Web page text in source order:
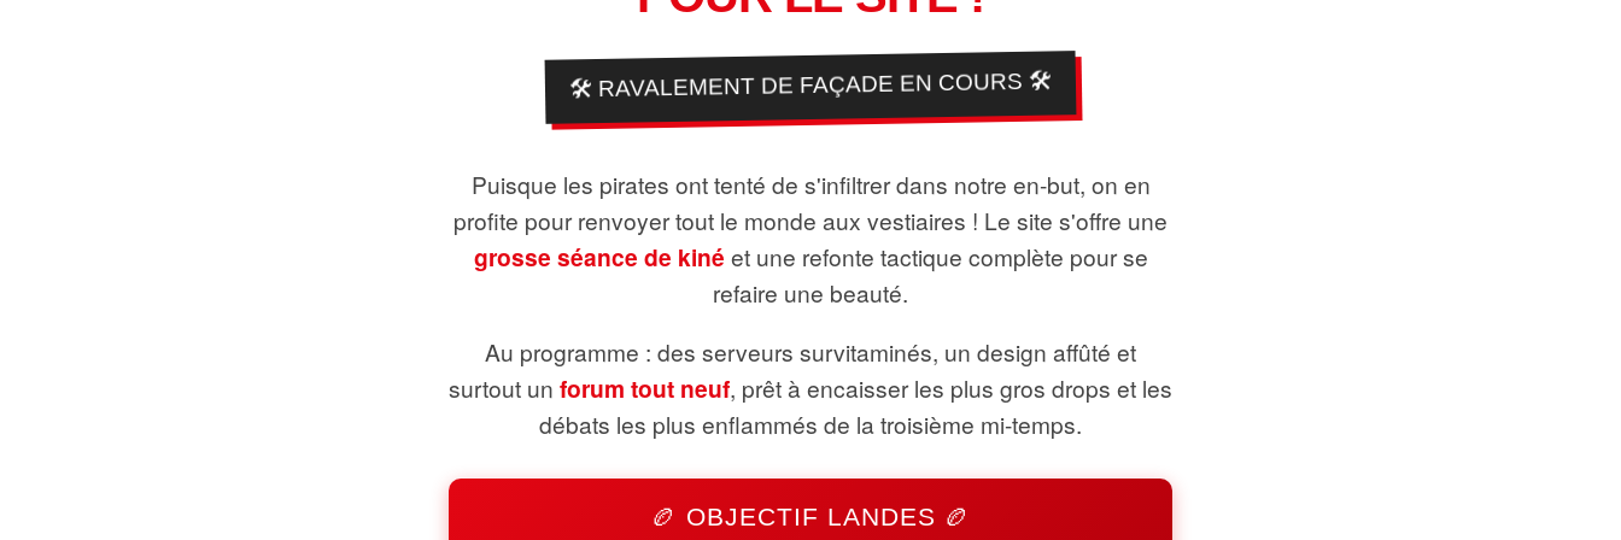
🛠️ RAVALEMENT DE FAÇADE EN COURS 🛠️
Puisque les pirates ont tenté de s'infiltrer dans notre en-but, on en
profite pour renvoyer tout le monde aux vestiaires ! Le site s'offre une
grosse séance de kiné et une refonte tactique complète pour se
refaire une beauté.
Au programme : des serveurs survitaminés, un design affûté et
surtout un forum tout neuf, prêt à encaisser les plus gros drops et les
débats les plus enflammés de la troisième mi-temps.
🏉 OBJECTIF LANDES 🏉